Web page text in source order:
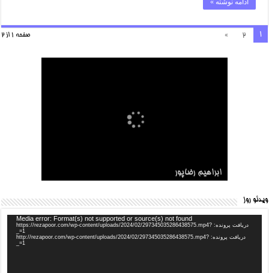
ادامه نوشته »
صفحه 1 از 2 1
2
»
ابراهيم رضاپور
شهید مدافع حرم
ویدئو روز
Media error: Format(s) not supported or source(s) not found
دریافت پرونده: https://rezapoor.com/wp-content/uploads/2024/02/297345035286438575.mp4?
_=1
دریافت پرونده: http://rezapoor.com/wp-content/uploads/2024/02/297345035286438575.mp4?
_=1